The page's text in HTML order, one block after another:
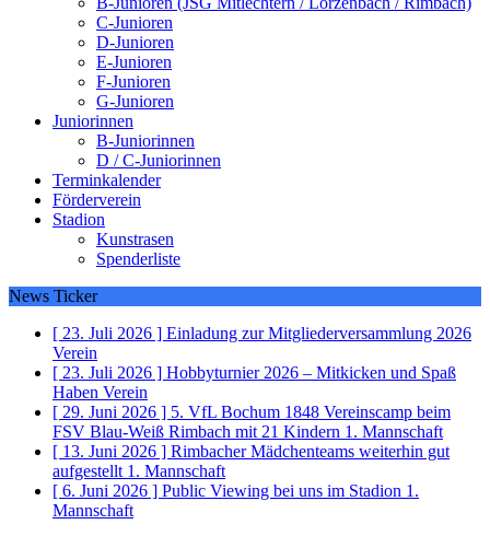
C-Junioren
D-Junioren
E-Junioren
F-Junioren
G-Junioren
Juniorinnen
B-Juniorinnen
D / C-Juniorinnen
Terminkalender
Förderverein
Stadion
Kunstrasen
Spenderliste
News Ticker
[ 23. Juli 2026 ] Einladung zur Mitgliederversammlung 2026
Verein
[ 23. Juli 2026 ] Hobbyturnier 2026 – Mitkicken und Spaß
Haben Verein
[ 29. Juni 2026 ] 5. VfL Bochum 1848 Vereinscamp beim
FSV Blau-Weiß Rimbach mit 21 Kindern 1. Mannschaft
[ 13. Juni 2026 ] Rimbacher Mädchenteams weiterhin gut
aufgestellt 1. Mannschaft
[ 6. Juni 2026 ] Public Viewing bei uns im Stadion 1.
Mannschaft